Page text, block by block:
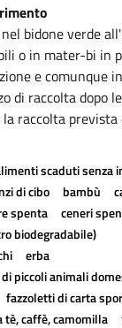
bidone verde
o in mater-bi in
e comunque
di raccolta dopo
raccolta prevista
scaduti senza
di cibo bambù
spenta
ceneri
biodegradabile)
erba
piccoli animali
fazzoletti di carta
caffè, camomilla